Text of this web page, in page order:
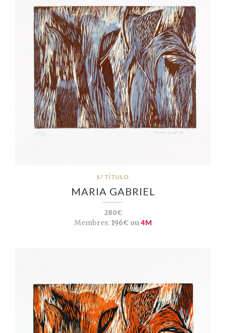
S/ TÍTULO
MARIA GABRIEL
280€
Membres:196€ ou4M